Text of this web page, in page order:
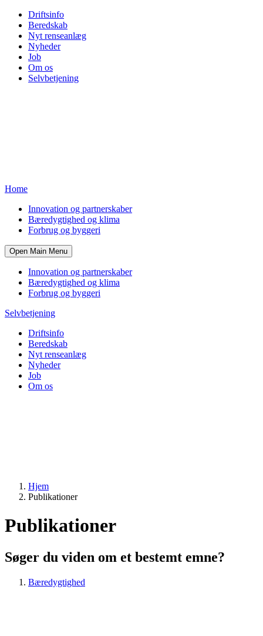
Driftsinfo
Beredskab
Nyt renseanlæg
Nyheder
Job
Om os
Selvbetjening
Home
Innovation og partnerskaber
Bæredygtighed og klima
Forbrug og byggeri
Open Main Menu
Innovation og partnerskaber
Bæredygtighed og klima
Forbrug og byggeri
Selvbetjening
Driftsinfo
Beredskab
Nyt renseanlæg
Nyheder
Job
Om os
Hjem
Publikationer
Publikationer
Søger du viden om et bestemt emne?
Bæredygtighed